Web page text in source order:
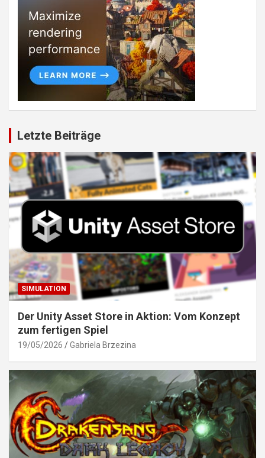
Letzte Beiträge
SIMULATION
Der Unity Asset Store in Aktion: Vom Konzept
zum fertigen Spiel
19/05/2026 Gabriela Brzezina